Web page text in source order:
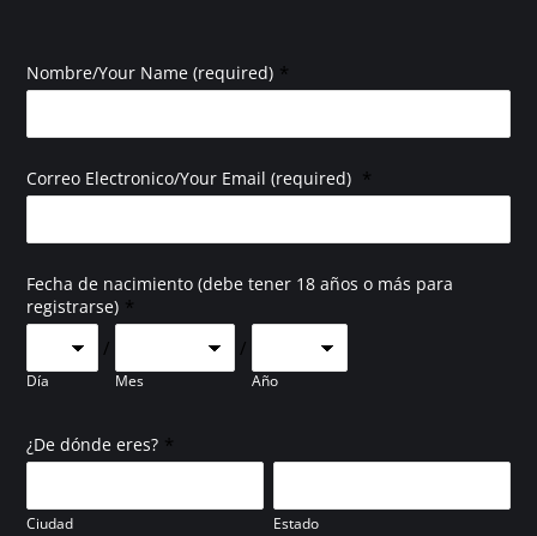
Nombre/Your Name (required) *
Correo Electronico/Your Email (required) *
Fecha de nacimiento (debe tener 18 años o más para
registrarse) *
Día
/
Mes
/
Año
¿De dónde eres? *
Ciudad Estado